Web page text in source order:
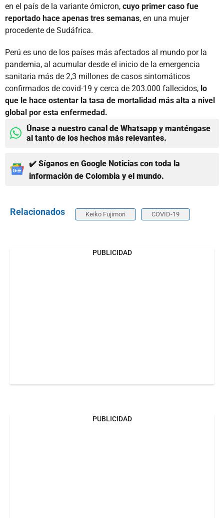
en el país de la variante ómicron, cuyo primer caso fue
reportado hace apenas tres semanas, en una mujer
procedente de Sudáfrica.
Perú es uno de los países más afectados al mundo por la
pandemia, al acumular desde el inicio de la emergencia
sanitaria más de 2,3 millones de casos sintomáticos
confirmados de covid-19 y cerca de 203.000 fallecidos, lo
que le hace ostentar la tasa de mortalidad más alta a nivel
global por esta enfermedad.
Únase a nuestro canal de Whatsapp y manténgase
al tanto de los hechos más relevantes.
✔️ Síganos en Google Noticias con toda la
información de Colombia y el mundo.
Relacionados Keiko Fujimori COVID-19
PUBLICIDAD
PUBLICIDAD